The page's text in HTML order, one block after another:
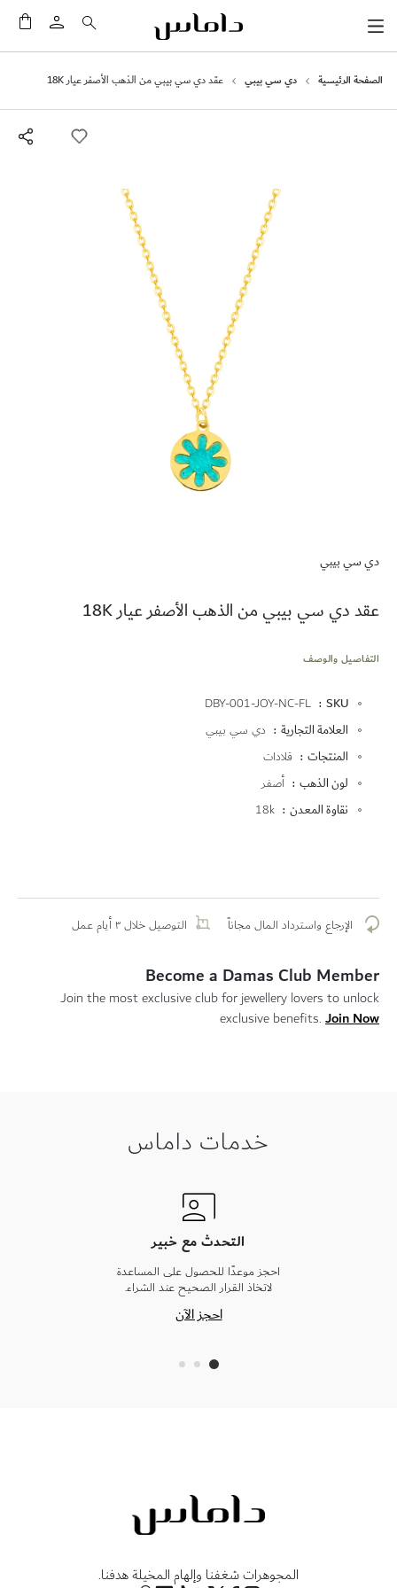
الصفحة الرئيسية دي سي بيبي عقد دي سي بيبي من الذهب الأصفر عيار 18K
بداية
الصور
دي سي بيبي
عقد دي سي بيبي من الذهب الأصفر عيار 18K
التفاصيل والوصف
المزيد
المعلومات
SKU
DBY-001-JOY-NC-FL
العلامة التجارية
دي سي بيبي
المنتجات
قلادات
لون الذهب
أصفر
نقاوة المعدن
18k
الإرجاع واسترداد المال مجاناً التوصيل خلال ٣ أيام عمل
Become a Damas Club Member
Join the most exclusive club for jewellery lovers to unlock
exclusive benefits. Join Now
خدمات داماس
التحدث مع خبير
احجز موعدًا للحصول على المساعدة
لاتخاذ القرار الصحيح عند الشراء.
احجز الآن
المجوهرات شغفنا وإلهام المخيلة هدفنا.